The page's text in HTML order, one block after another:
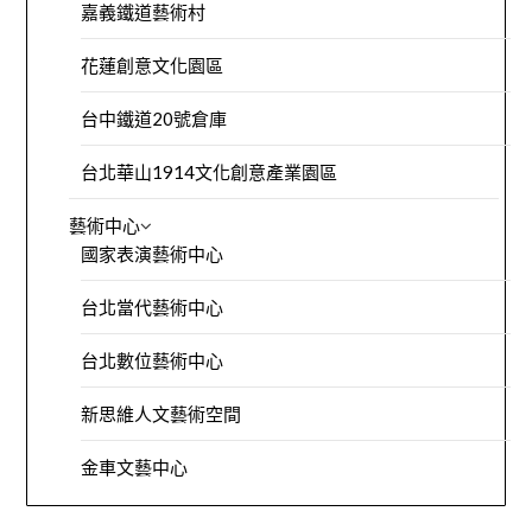
嘉義鐵道藝術村
花蓮創意文化園區
台中鐵道20號倉庫
台北華山1914文化創意產業園區
藝術中心
國家表演藝術中心
台北當代藝術中心
台北數位藝術中心
新思維人文藝術空間
金車文藝中心